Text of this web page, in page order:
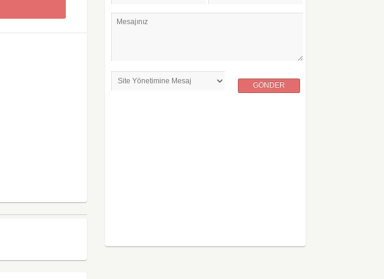
Mesajınız
GÖNDER